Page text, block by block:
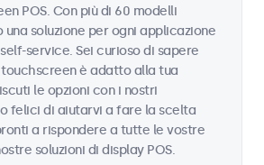
POS. Con più di 60 modelli
soluzione per ogni applicazione
service. Sei curioso di sapere
è adatto alla tua
le opzioni con i nostri
felici di aiutarvi a fare la scelta
a rispondere a tutte le vostre
soluzioni di display POS.